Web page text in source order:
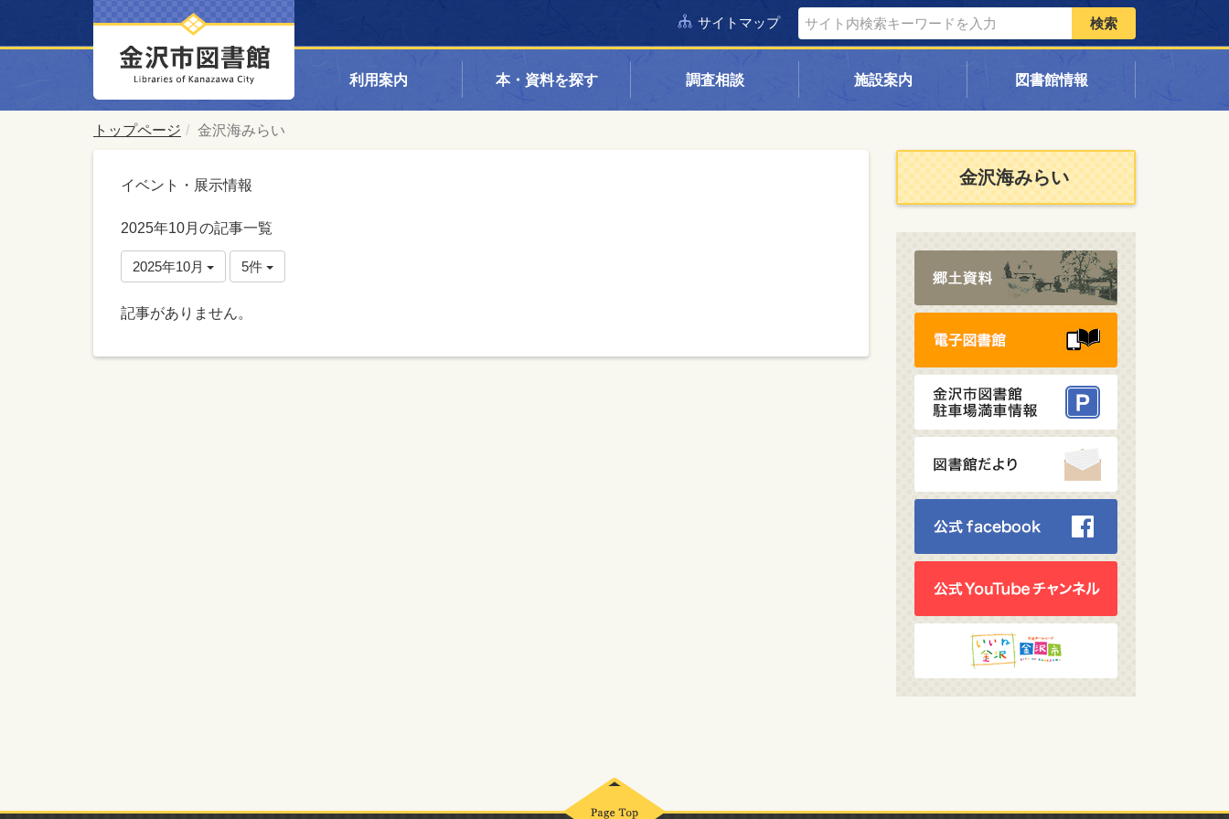
サイトマップ 検索
利用案内 本・資料を探す 調査相談 施設案内 図書館情報
トップページ 金沢海みらい
イベント・展示情報
2025年10月の記事一覧
2025年10月 5件
記事がありません。
金沢海みらい